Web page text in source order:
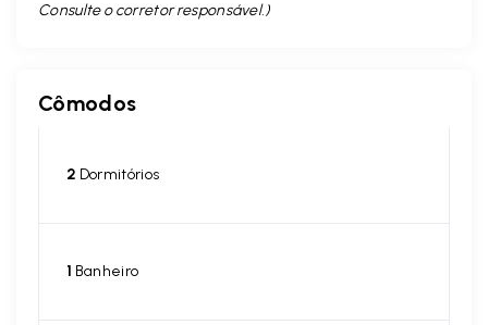
Consulte o corretor responsável. )
Cômodos
2 Dormitórios
1 Banheiro